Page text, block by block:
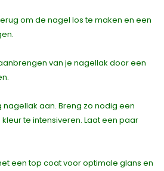
om de nagel los te maken en een
van je nagellak door een
aan. Breng zo nodig een
te intensiveren. Laat een paar
een top coat voor optimale glans en